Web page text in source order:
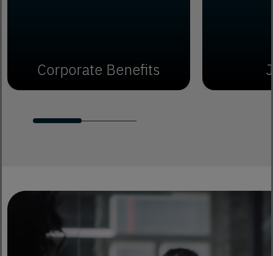
Corporate Benefits